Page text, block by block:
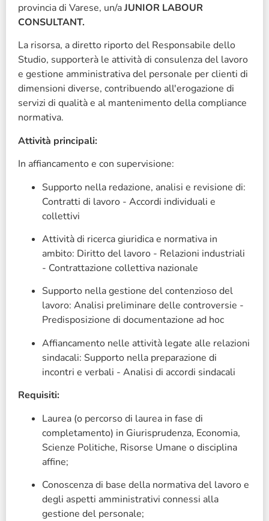
provincia di Varese, un/aJUNIOR LABOUR
CONSULTANT.
La risorsa, a diretto riporto del Responsabile dello
Studio, supporterà le attività di consulenza del lavoro
e gestione amministrativa del personale per clienti di
dimensioni diverse, contribuendo all'erogazione di
servizi di qualità e al mantenimento della compliance
normativa.
Attività principali:
In affiancamento e con supervisione:
Supporto nella redazione, analisi e revisione di:
Contratti di lavoro - Accordi individuali e
collettivi
Attività di ricerca giuridica e normativa in
ambito: Diritto del lavoro - Relazioni industriali
- Contrattazione collettiva nazionale
Supporto nella gestione del contenzioso del
lavoro: Analisi preliminare delle controversie -
Predisposizione di documentazione ad hoc
Affiancamento nelle attività legate alle relazioni
sindacali: Supporto nella preparazione di
incontri e verbali - Analisi di accordi sindacali
Requisiti:
Laurea (o percorso di laurea in fase di
completamento) in Giurisprudenza, Economia,
Scienze Politiche, Risorse Umane o disciplina
affine;
Conoscenza di base della normativa del lavoro e
degli aspetti amministrativi connessi alla
gestione del personale;